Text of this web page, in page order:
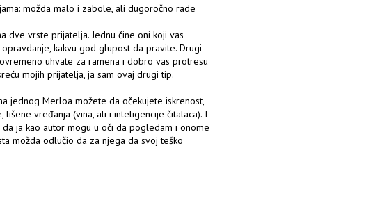
možda malo i zabole, ali dugoročno rade
dve vrste prijatelja. Jednu čine oni koji vas
kakvu god glupost da pravite. Drugi
uhvate za ramena i dobro vas protresu
mojih prijatelja, ja sam ovaj drugi tip.
jednog Merloa možete da očekujete iskrenost,
lišene vređanja (vina, ali i inteligencije čitalaca). I
ja kao autor mogu u oči da pogledam i onome
možda odlučio da za njega da svoj teško